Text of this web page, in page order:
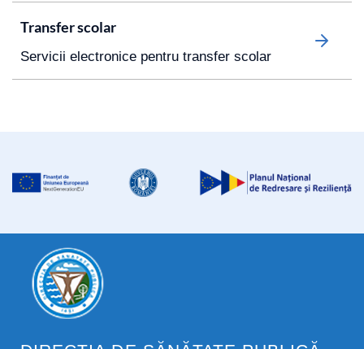
Transfer scolar
Servicii electronice pentru transfer scolar